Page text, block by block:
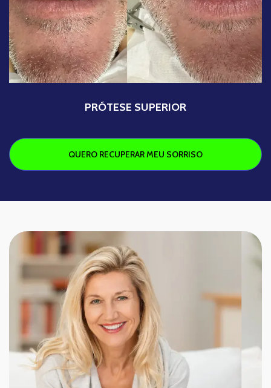
PRÓTESE SUPERIOR
QUERO RECUPERAR MEU SORRISO